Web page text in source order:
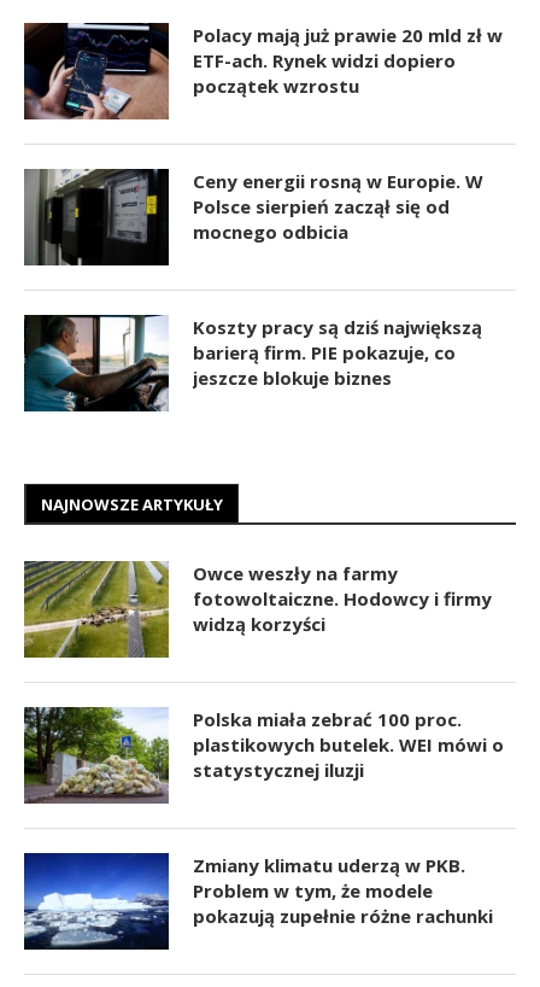
Polacy mają już prawie 20 mld zł w
ETF-ach. Rynek widzi dopiero
początek wzrostu
Ceny energii rosną w Europie. W
Polsce sierpień zaczął się od
mocnego odbicia
Koszty pracy są dziś największą
barierą firm. PIE pokazuje, co
jeszcze blokuje biznes
NAJNOWSZE ARTYKUŁY
Owce weszły na farmy
fotowoltaiczne. Hodowcy i firmy
widzą korzyści
Polska miała zebrać 100 proc.
plastikowych butelek. WEI mówi o
statystycznej iluzji
Zmiany klimatu uderzą w PKB.
Problem w tym, że modele
pokazują zupełnie różne rachunki